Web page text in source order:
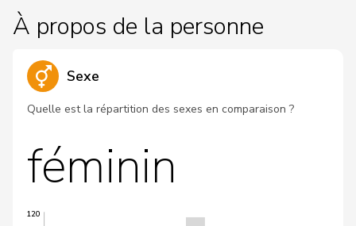
À propos de la personne
Sexe
Quelle est la répartition des sexes en comparaison ?
féminin
120